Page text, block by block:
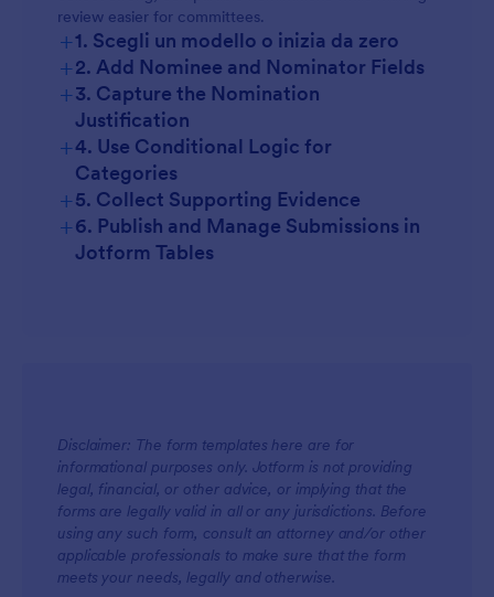
review easier for committees.
+1. Scegli un modello o inizia da zero
+2. Add Nominee and Nominator Fields
+3. Capture the Nomination
Justification
+4. Use Conditional Logic for
Categories
+5. Collect Supporting Evidence
+6. Publish and Manage Submissions in
Jotform Tables
Disclaimer: The form templates here are for
informational purposes only. Jotform is not providing
legal, financial, or other advice, or implying that the
forms are legally valid in all or any jurisdictions. Before
using any such form, consult an attorney and/or other
applicable professionals to make sure that the form
meets your needs, legally and otherwise.